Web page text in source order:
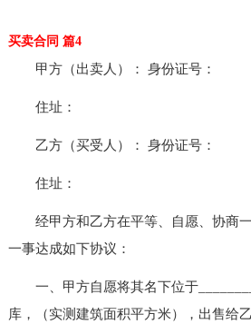
买卖合同 篇4
甲方（出卖人）： 身份证号：
住址：
乙方（买受人）： 身份证号：
住址：
经甲方和乙方在平等、自愿、协商一
一事达成如下协议：
一、甲方自愿将其名下位于
库，（实测建筑面积平方米），出售给